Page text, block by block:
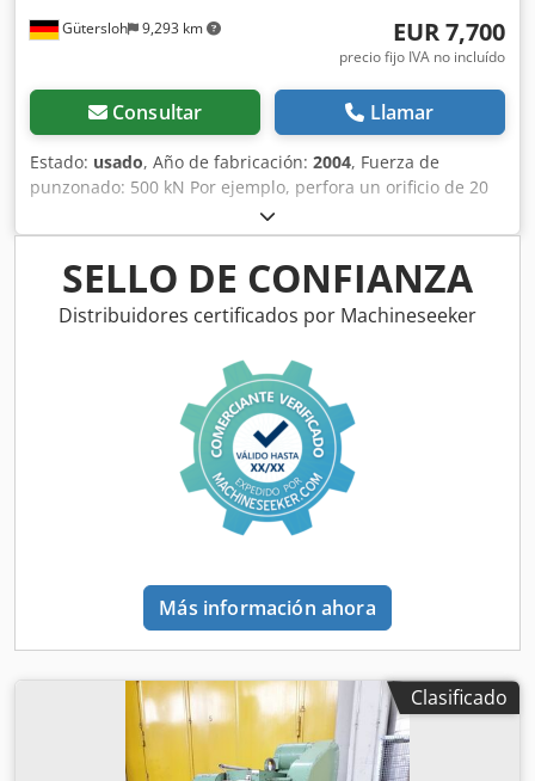
Gütersloh 9,293 km EUR 7,700
precio fijo IVA no incluído
Consultar Llamar
Estado: usado, Año de fabricación: 2004, Fuerza de
punzonado: 500 kN Por ejemplo, perfora un orificio de 20
mm en acero de 18 mm Accionamiento del recorrido
mediante interruptor de pie El surtido de herramientas
está incluido en el precio Dksdpfx Aou Hza Dobuer Peso:
1400 kg
SELLO DE CONFIANZA
Distribuidores certificados por Machineseeker
Más información ahora
Clasificado